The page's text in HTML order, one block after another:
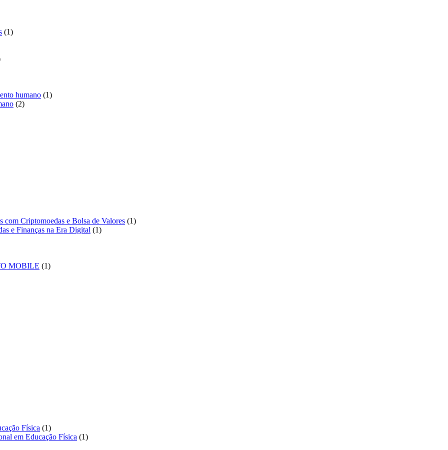
11
humano 11
22
Criptomoedas e Bolsa de Valores 11
e Finanças na Era Digital 11
MOBILE 11
Física 11
produto
em Educação Física 11